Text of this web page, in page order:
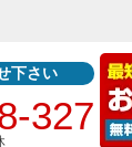
下さい
327